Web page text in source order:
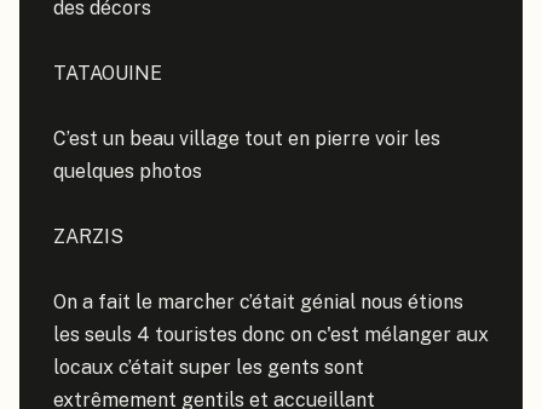
des décors
TATAOUINE
C’est un beau village tout en pierre voir les
quelques photos
ZARZIS
On a fait le marcher c’était génial nous étions
les seuls 4 touristes donc on c'est mélanger aux
locaux c’était super les gents sont
extrêmement gentils et accueillant